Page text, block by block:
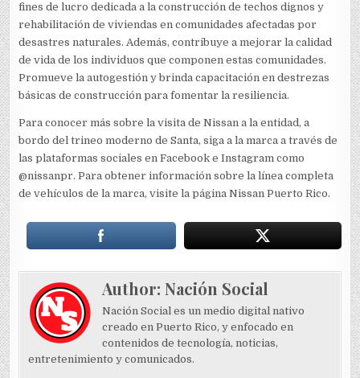
fines de lucro dedicada a la construcción de techos dignos y
rehabilitación de viviendas en comunidades afectadas por
desastres naturales. Además, contribuye a mejorar la calidad
de vida de los individuos que componen estas comunidades.
Promueve la autogestión y brinda capacitación en destrezas
básicas de construcción para fomentar la resiliencia.
Para conocer más sobre la visita de Nissan a la entidad, a
bordo del trineo moderno de Santa, siga a la marca a través de
las plataformas sociales en Facebook e Instagram como
@nissanpr. Para obtener información sobre la línea completa
de vehículos de la marca, visite la página Nissan Puerto Rico.
Author:Nación Social
Nación Social es un medio digital nativo
creado en Puerto Rico, y enfocado en
contenidos de tecnología, noticias,
entretenimiento y comunicados.